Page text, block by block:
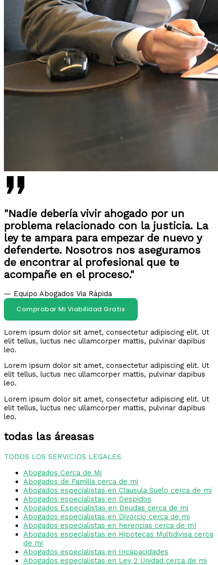
"Nadie debería vivir ahogado por un
problema relacionado con la justicia. La
ley te ampara para empezar de nuevo y
defenderte. Nosotros nos aseguramos
de encontrar al profesional que te
acompañe en el proceso."
— Equipo Abogados Via Rápida
Comprobar Mi Viabilidad Gratis
Lorem ipsum dolor sit amet, consectetur adipiscing elit. Ut
elit tellus, luctus nec ullamcorper mattis, pulvinar dapibus
leo.
Lorem ipsum dolor sit amet, consectetur adipiscing elit. Ut
elit tellus, luctus nec ullamcorper mattis, pulvinar dapibus
leo.
Lorem ipsum dolor sit amet, consectetur adipiscing elit. Ut
elit tellus, luctus nec ullamcorper mattis, pulvinar dapibus
leo.
todas las áreasas
TODOS LOS SERVICIOS LEGALES
Abogados Cerca de Mi
Abogados de Familia cerca de mi
Abogados especialistas en Clausula Suelo cerca de mi
Abogados especialistas en Despidos
Abogados Especialistas en Deudas cerca de mi
Abogados especialistas en Divorcio cerca de mi
Abogados especialistas en herencias cerca de mí
Abogados especialistas en Hipotecas Multidivisa cerca
de mi
Abogados especialistas en Incapacidades
Abogados especialistas en Ley 2 Unidad cerca de mi